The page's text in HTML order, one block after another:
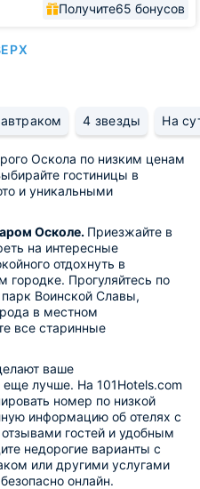
Получите65 бонусов
4 звезды На
Оскола по низким ценам
гостиницы в
и уникальными
Осколе. Приезжайте в
на интересные
отдохнуть в
городке. Прогуляйтесь по
Воинской Славы,
в местном
все старинные
ваше
лучше. На 101Hotels.com
номер по низкой
информацию об отелях с
гостей и удобным
недорогие варианты с
или другими услугами
онлайн.